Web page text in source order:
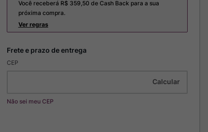
Você receberá R$ 359,50 de Cash Back para a sua
próxima compra.
Ver regras
CEP
Não sei meu CEP